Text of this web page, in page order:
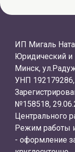
ИП Мигаль
Юридический и
Минск,
УНП
№158518,
Центрального
Режим работы
- оформление